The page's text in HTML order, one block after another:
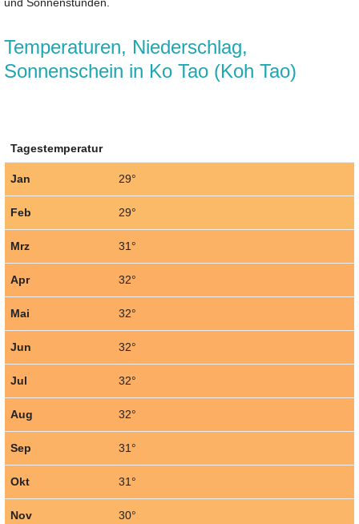
Temperaturen, Niederschlag,
Sonnenschein in Ko Tao (Koh Tao)
Tagestemperatur
Jan 29°
Feb 29°
Mrz 31°
Apr 32°
Mai 32°
Jun 32°
Jul 32°
Aug 32°
Sep 31°
Okt 31°
Nov 30°